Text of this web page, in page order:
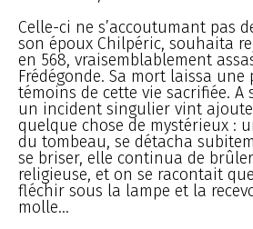
Celle-ci ne s’accoutumant pas
son époux Chilpéric, souhaita
en 568, vraisemblablement
Frédégonde. Sa mort laissa
témoins de cette vie sacrifiée.
un incident singulier vint
quelque chose de mystérieux :
du tombeau, se détacha
se briser, elle continua de
religieuse, et on se racontait
fléchir sous la lampe et la
molle...